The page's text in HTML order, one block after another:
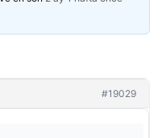
#19029